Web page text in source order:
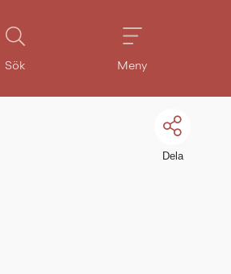
Sök Meny
Dela